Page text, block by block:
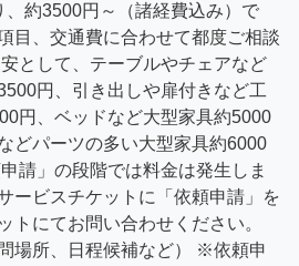
、約3500円～（諸経費込み）で
目、交通費に合わせて都度ご相談
として、テーブルやチェアなど
円、引き出しや扉付きなど工
円、ベッドなど大型家具約5000
どパーツの多い大型家具約6000
請」の段階では料金は発生しま
ービスチケットに「依頼申請」を
トにてお問い合わせください。
場所、日程候補など） ※依頼申